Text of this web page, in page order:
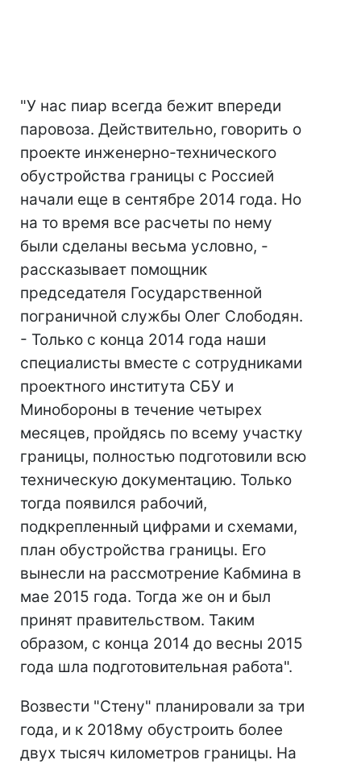
"У нас пиар всегда бежит впереди
паровоза. Действительно, говорить о
проекте инженерно-технического
обустройства границы с Россией
начали еще в сентябре 2014 года. Но
на то время все расчеты по нему
были сделаны весьма условно, -
рассказывает помощник
председателя Государственной
пограничной службы Олег Слободян.
- Только с конца 2014 года наши
специалисты вместе с сотрудниками
проектного института СБУ и
Минобороны в течение четырех
месяцев, пройдясь по всему участку
границы, полностью подготовили всю
техническую документацию. Только
тогда появился рабочий,
подкрепленный цифрами и схемами,
план обустройства границы. Его
вынесли на рассмотрение Кабмина в
мае 2015 года. Тогда же он и был
принят правительством. Таким
образом, с конца 2014 до весны 2015
года шла подготовительная работа".
Возвести "Стену" планировали за три
года, и к 2018му обустроить более
двух тысяч километров границы. На